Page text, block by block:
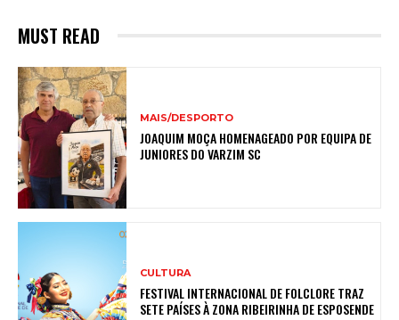
MUST READ
MAIS/DESPORTO
JOAQUIM MOÇA HOMENAGEADO POR EQUIPA DE
JUNIORES DO VARZIM SC
CULTURA
FESTIVAL INTERNACIONAL DE FOLCLORE TRAZ
SETE PAÍSES À ZONA RIBEIRINHA DE ESPOSENDE